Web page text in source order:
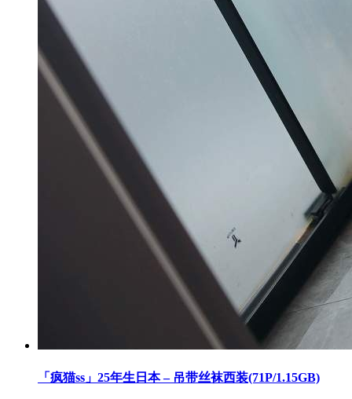
「疯猫ss」25年生日本 – 吊带丝袜西装(71P/1.15GB)